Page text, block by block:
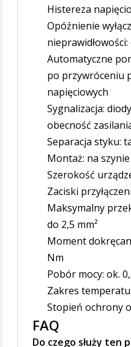
Histereza
Opóźnienie
nieprawidłowości:
Automatyczne
po przywróceniu
napięciowych
Sygnalizacja:
obecność
Separacja styku:
Montaż: na
Szerokość
Zaciski
Maksymalny
do 2,5 mm²
Moment
Nm
Pobór mocy: ok.
Zakres
Stopień ochrony
FAQ
Do czego służy ten